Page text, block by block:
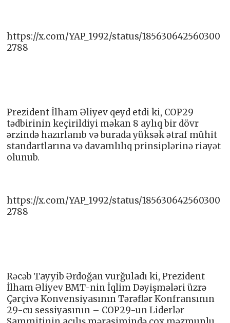
https://x.com/YAP_1992/status/185630642560300
2788
Prezident İlham Əliyev qeyd etdi ki, COP29
tədbirinin keçirildiyi məkan 8 aylıq bir dövr
ərzində hazırlanıb və burada yüksək ətraf mühit
standartlarına və davamlılıq prinsiplərinə riayət
olunub.
https://x.com/YAP_1992/status/185630642560300
2788
Rəcəb Tayyib Ərdoğan vurğuladı ki, Prezident
İlham Əliyev BMT-nin İqlim Dəyişmələri üzrə
Çərçivə Konvensiyasının Tərəflər Konfransının
29-cu sessiyasının – COP29-un Liderlər